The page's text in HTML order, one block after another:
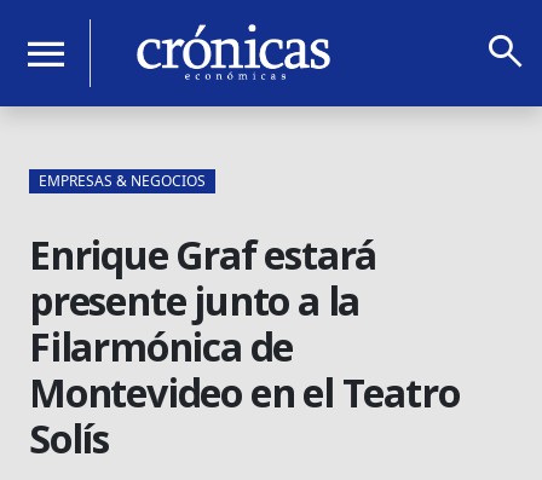
menu search
EMPRESAS & NEGOCIOS
Enrique Graf estará
presente junto a la
Filarmónica de
Montevideo en el Teatro
Solís